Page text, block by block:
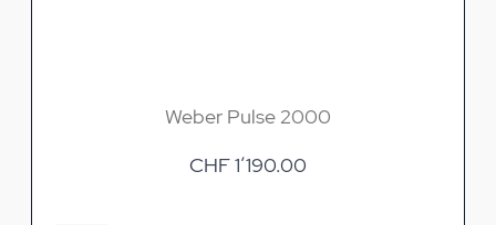
Weber Pulse 2000
CHF 1’190.00